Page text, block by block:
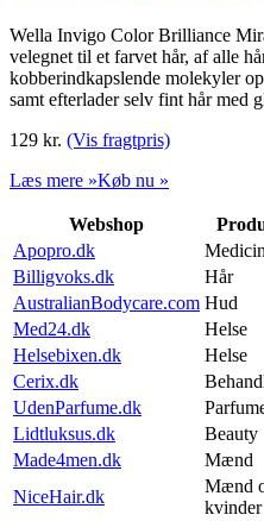
Wella Invigo Color Brilliance
velegnet til et farvet hår, af alle
kobberindkapslende molekyler
samt efterlader selv fint hår med
129 kr. (Vis fragtpris)
Læs mere »Køb nu »
Webshop
Apopro.dk
Medicin
Billigvoks.dk
Hår
AustralianBodycare.com Hud
Med24.dk
Helse
Helsebixen.dk
Helse
Cerix.dk
UdenParfume.dk
Lidtluksus.dk
Beauty
Made4men.dk
Mænd
NiceHair.dk
Mænd
kvinder